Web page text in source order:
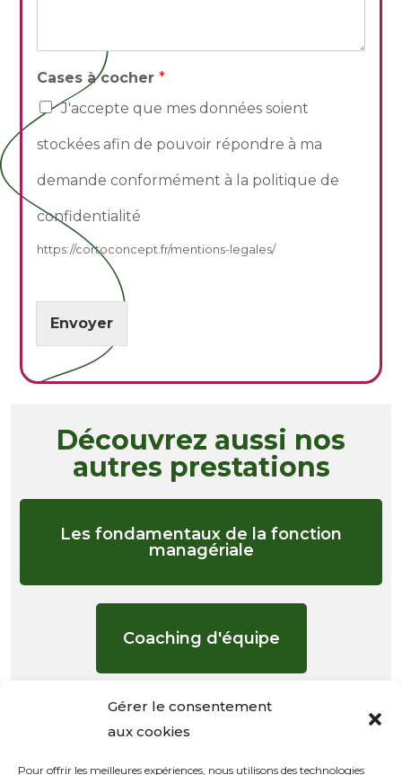
Gérer le consentement
aux cookies
Pour offrir les meilleures expériences, nous utilisons des technologies
Cases à cocher*
J'accepte que mes données soient
stockées afin de pouvoir répondre à ma
demande conformément à la politique de
confidentialité
https://cortoconcept.fr/mentions-legales/
Envoyer
Découvrez aussi nos
autres prestations
Les fondamentaux de la fonction
managériale
Coaching d'équipe
Le manager communicant